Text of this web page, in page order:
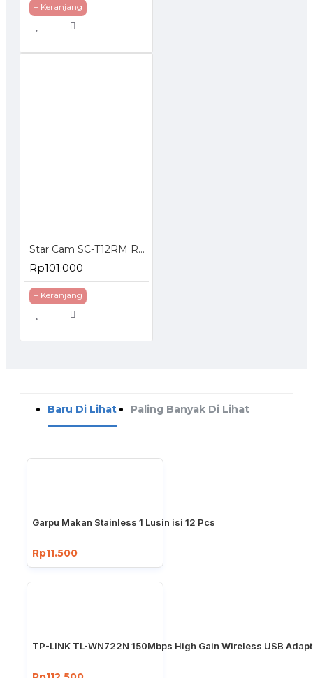
+ Keranjang
Star Cam SC-T12RM Regulator Gas dengan Meteran
Rp101.000
+ Keranjang
Baru Di Lihat Paling Banyak Di Lihat
Garpu Makan Stainless 1 Lusin isi 12 Pcs
Rp11.500
TP-LINK TL-WN722N 150Mbps High Gain Wireless USB